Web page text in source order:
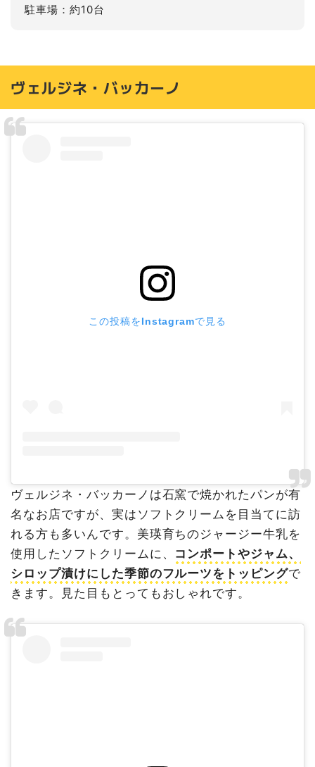
駐車場：約10台
ヴェルジネ・バッカーノ
この投稿をInstagramで見る
ヴェルジネ・バッカーノは石窯で焼かれたパンが有
名なお店ですが、実はソフトクリームを目当てに訪
れる方も多いんです。美瑛育ちのジャージー牛乳を
使用したソフトクリームに、 コンポートやジャム、
シロップ漬けにした季節のフルーツをトッピングで
きます。見た目もとってもおしゃれです。